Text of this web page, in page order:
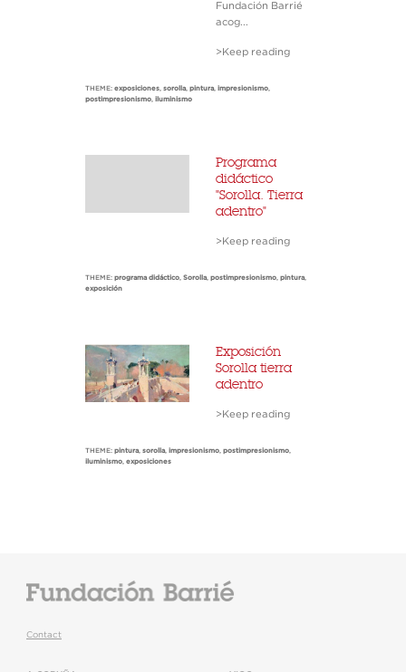
Fundación Barrié
acog...
>Keep reading
THEME: exposiciones, sorolla, pintura, impresionismo,
postimpresionismo, iluminismo
Programa
didáctico
"Sorolla. Tierra
adentro"
>Keep reading
THEME: programa didáctico, Sorolla, postimpresionismo, pintura,
exposición
Exposición
Sorolla tierra
adentro
>Keep reading
THEME: pintura, sorolla, impresionismo, postimpresionismo,
iluminismo, exposiciones
Contact